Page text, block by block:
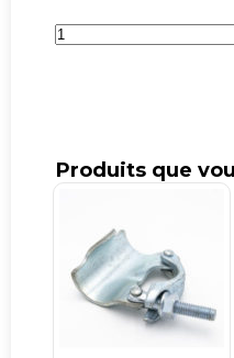
quantité
de
Produits que